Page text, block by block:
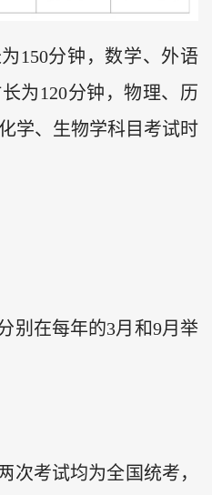
150分钟，数学、外语
为120分钟，物理、历
学、生物学科目考试时
别在每年的3月和9月举
次考试均为全国统考，